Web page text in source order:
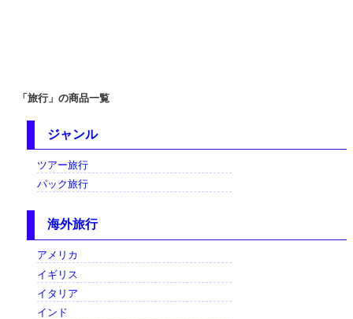
「旅行」の商品一覧
ジャンル
ツアー旅行
パック旅行
海外旅行
アメリカ
イギリス
イタリア
インド